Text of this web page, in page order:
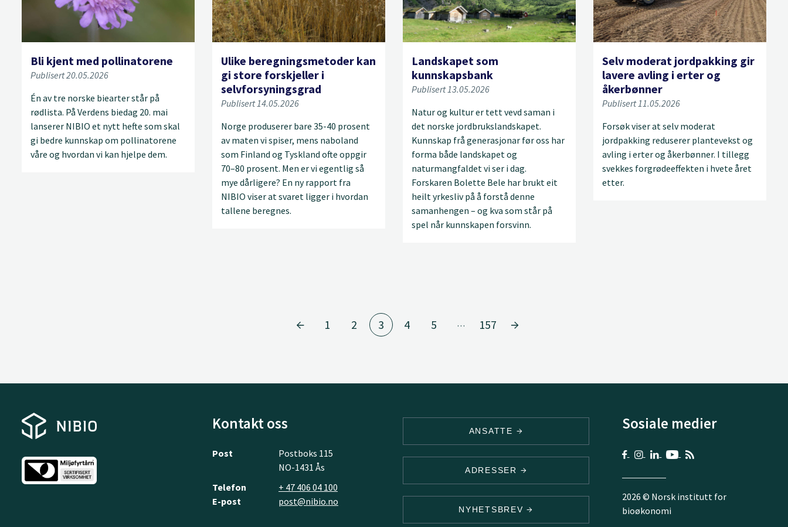
Bli kjent med pollinatorene
Publisert 20.05.2026
Én av tre norske biearter står på
rødlista. På Verdens biedag 20. mai
lanserer NIBIO et nytt hefte som skal
gi bedre kunnskap om pollinatorene
våre og hvordan vi kan hjelpe dem.
Ulike beregningsmetoder kan
gi store forskjeller i
selvforsyningsgrad
Publisert 14.05.2026
Norge produserer bare 35-40 prosent
av maten vi spiser, mens naboland
som Finland og Tyskland ofte oppgir
70–80 prosent. Men er vi egentlig så
mye dårligere? En ny rapport fra
NIBIO viser at svaret ligger i hvordan
tallene beregnes.
Landskapet som
kunnskapsbank
Publisert 13.05.2026
Natur og kultur er tett vevd saman i
det norske jordbrukslandskapet.
Kunnskap frå generasjonar før oss har
forma både landskapet og
naturmangfaldet vi ser i dag.
Forskaren Bolette Bele har brukt eit
heilt yrkesliv på å forstå denne
samanhengen – og kva som står på
spel når kunnskapen forsvinn.
Selv moderat jordpakking gir
lavere avling i erter og
åkerbønner
Publisert 11.05.2026
Forsøk viser at selv moderat
jordpakking reduserer plantevekst og
avling i erter og åkerbønner. I tillegg
svekkes forgrødeeffekten i hvete året
etter.
1 2 3 4 5 … 157
Kontakt oss
Post
Postboks 115
NO-1431 Ås
Telefon
+ 47 406 04 100
E-post
post@nibio.no
ANSATTE
ADRESSER
NYHETSBREV
Sosiale medier
2026 © Norsk institutt for
bioøkonomi